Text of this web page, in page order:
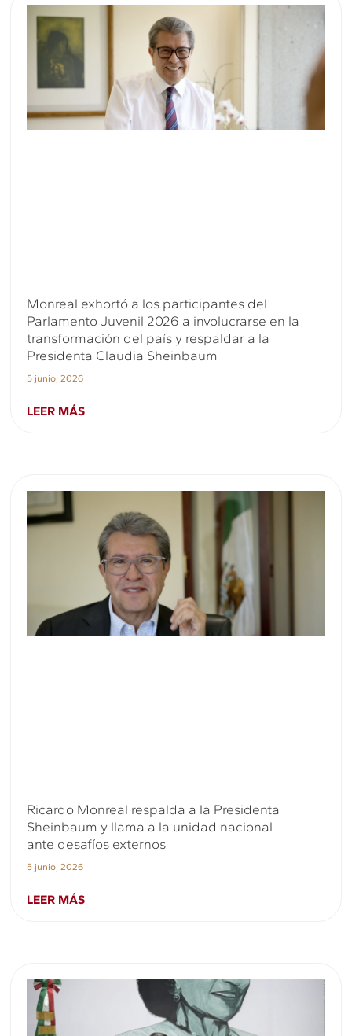
Monreal exhortó a los participantes del
Parlamento Juvenil 2026 a involucrarse en la
transformación del país y respaldar a la
Presidenta Claudia Sheinbaum
5 junio, 2026
LEER MÁS
Ricardo Monreal respalda a la Presidenta
Sheinbaum y llama a la unidad nacional
ante desafíos externos
5 junio, 2026
LEER MÁS